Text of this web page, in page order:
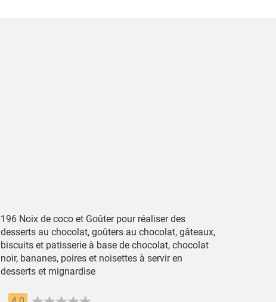
196 Noix de coco et Goûter pour réaliser des
desserts au chocolat, goûters au chocolat, gâteaux,
biscuits et patisserie à base de chocolat, chocolat
noir, bananes, poires et noisettes à servir en
desserts et mignardise